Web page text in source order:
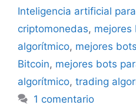
Inteligencia artificial
criptomonedas, mejores
algorítmico, mejores
Bitcoin, mejores bots
algorítmico, trading
1 comentario